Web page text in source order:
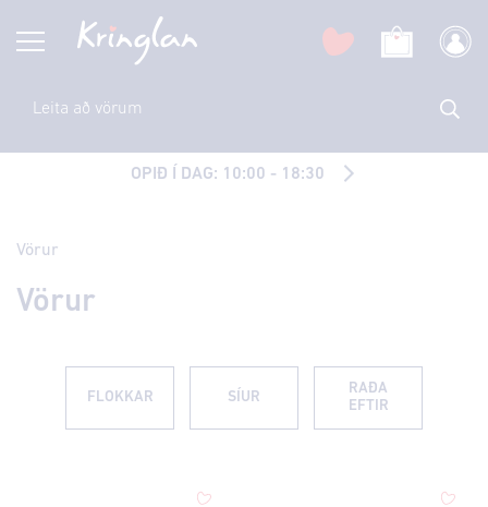
OPIÐ Í DAG: 10:00 - 18:30
Vörur
Vörur
FLOKKAR SÍUR
RAÐA
EFTIR